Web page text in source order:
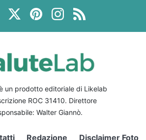
un prodotto editoriale di Likelab
ROC 31410. Direttore
Walter Giannò.
Redazione Disclaimer Foto